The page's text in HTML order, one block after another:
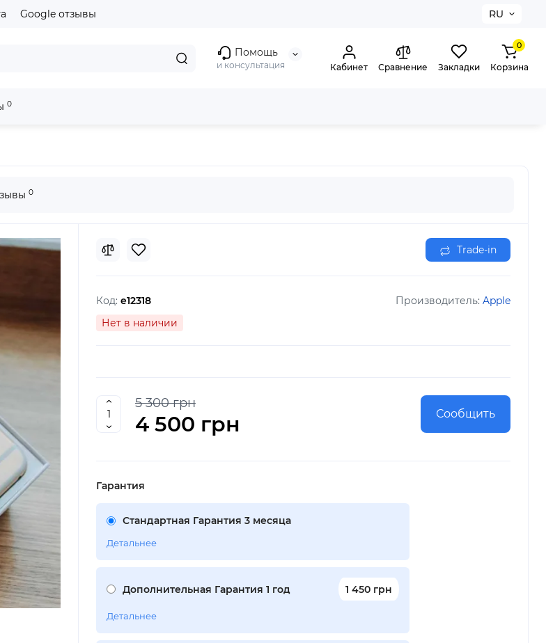
Google отзывы RU
Помощь
и консультация Кабинет Сравнение Закладки
0
Корзина
0
0
Trade-in
Код: e12318 Производитель: Apple
Нет в наличии
5 300 грн
4 500 грн Сообщить
Гарантия
Стандартная Гарантия 3 месяца
Детальнее
Дополнительная Гарантия 1 год 1 450 грн
Детальнее